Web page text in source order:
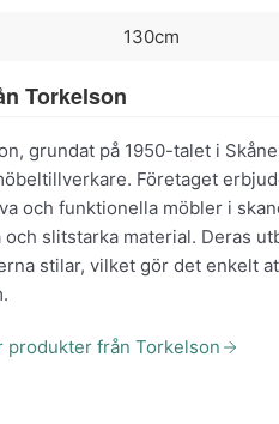
130cm
Torkelson
grundat på 1950-talet i
Företaget
och funktionella möbler i
och slitstarka material. Deras
stilar, vilket gör det enkelt
produkter från Torkelson